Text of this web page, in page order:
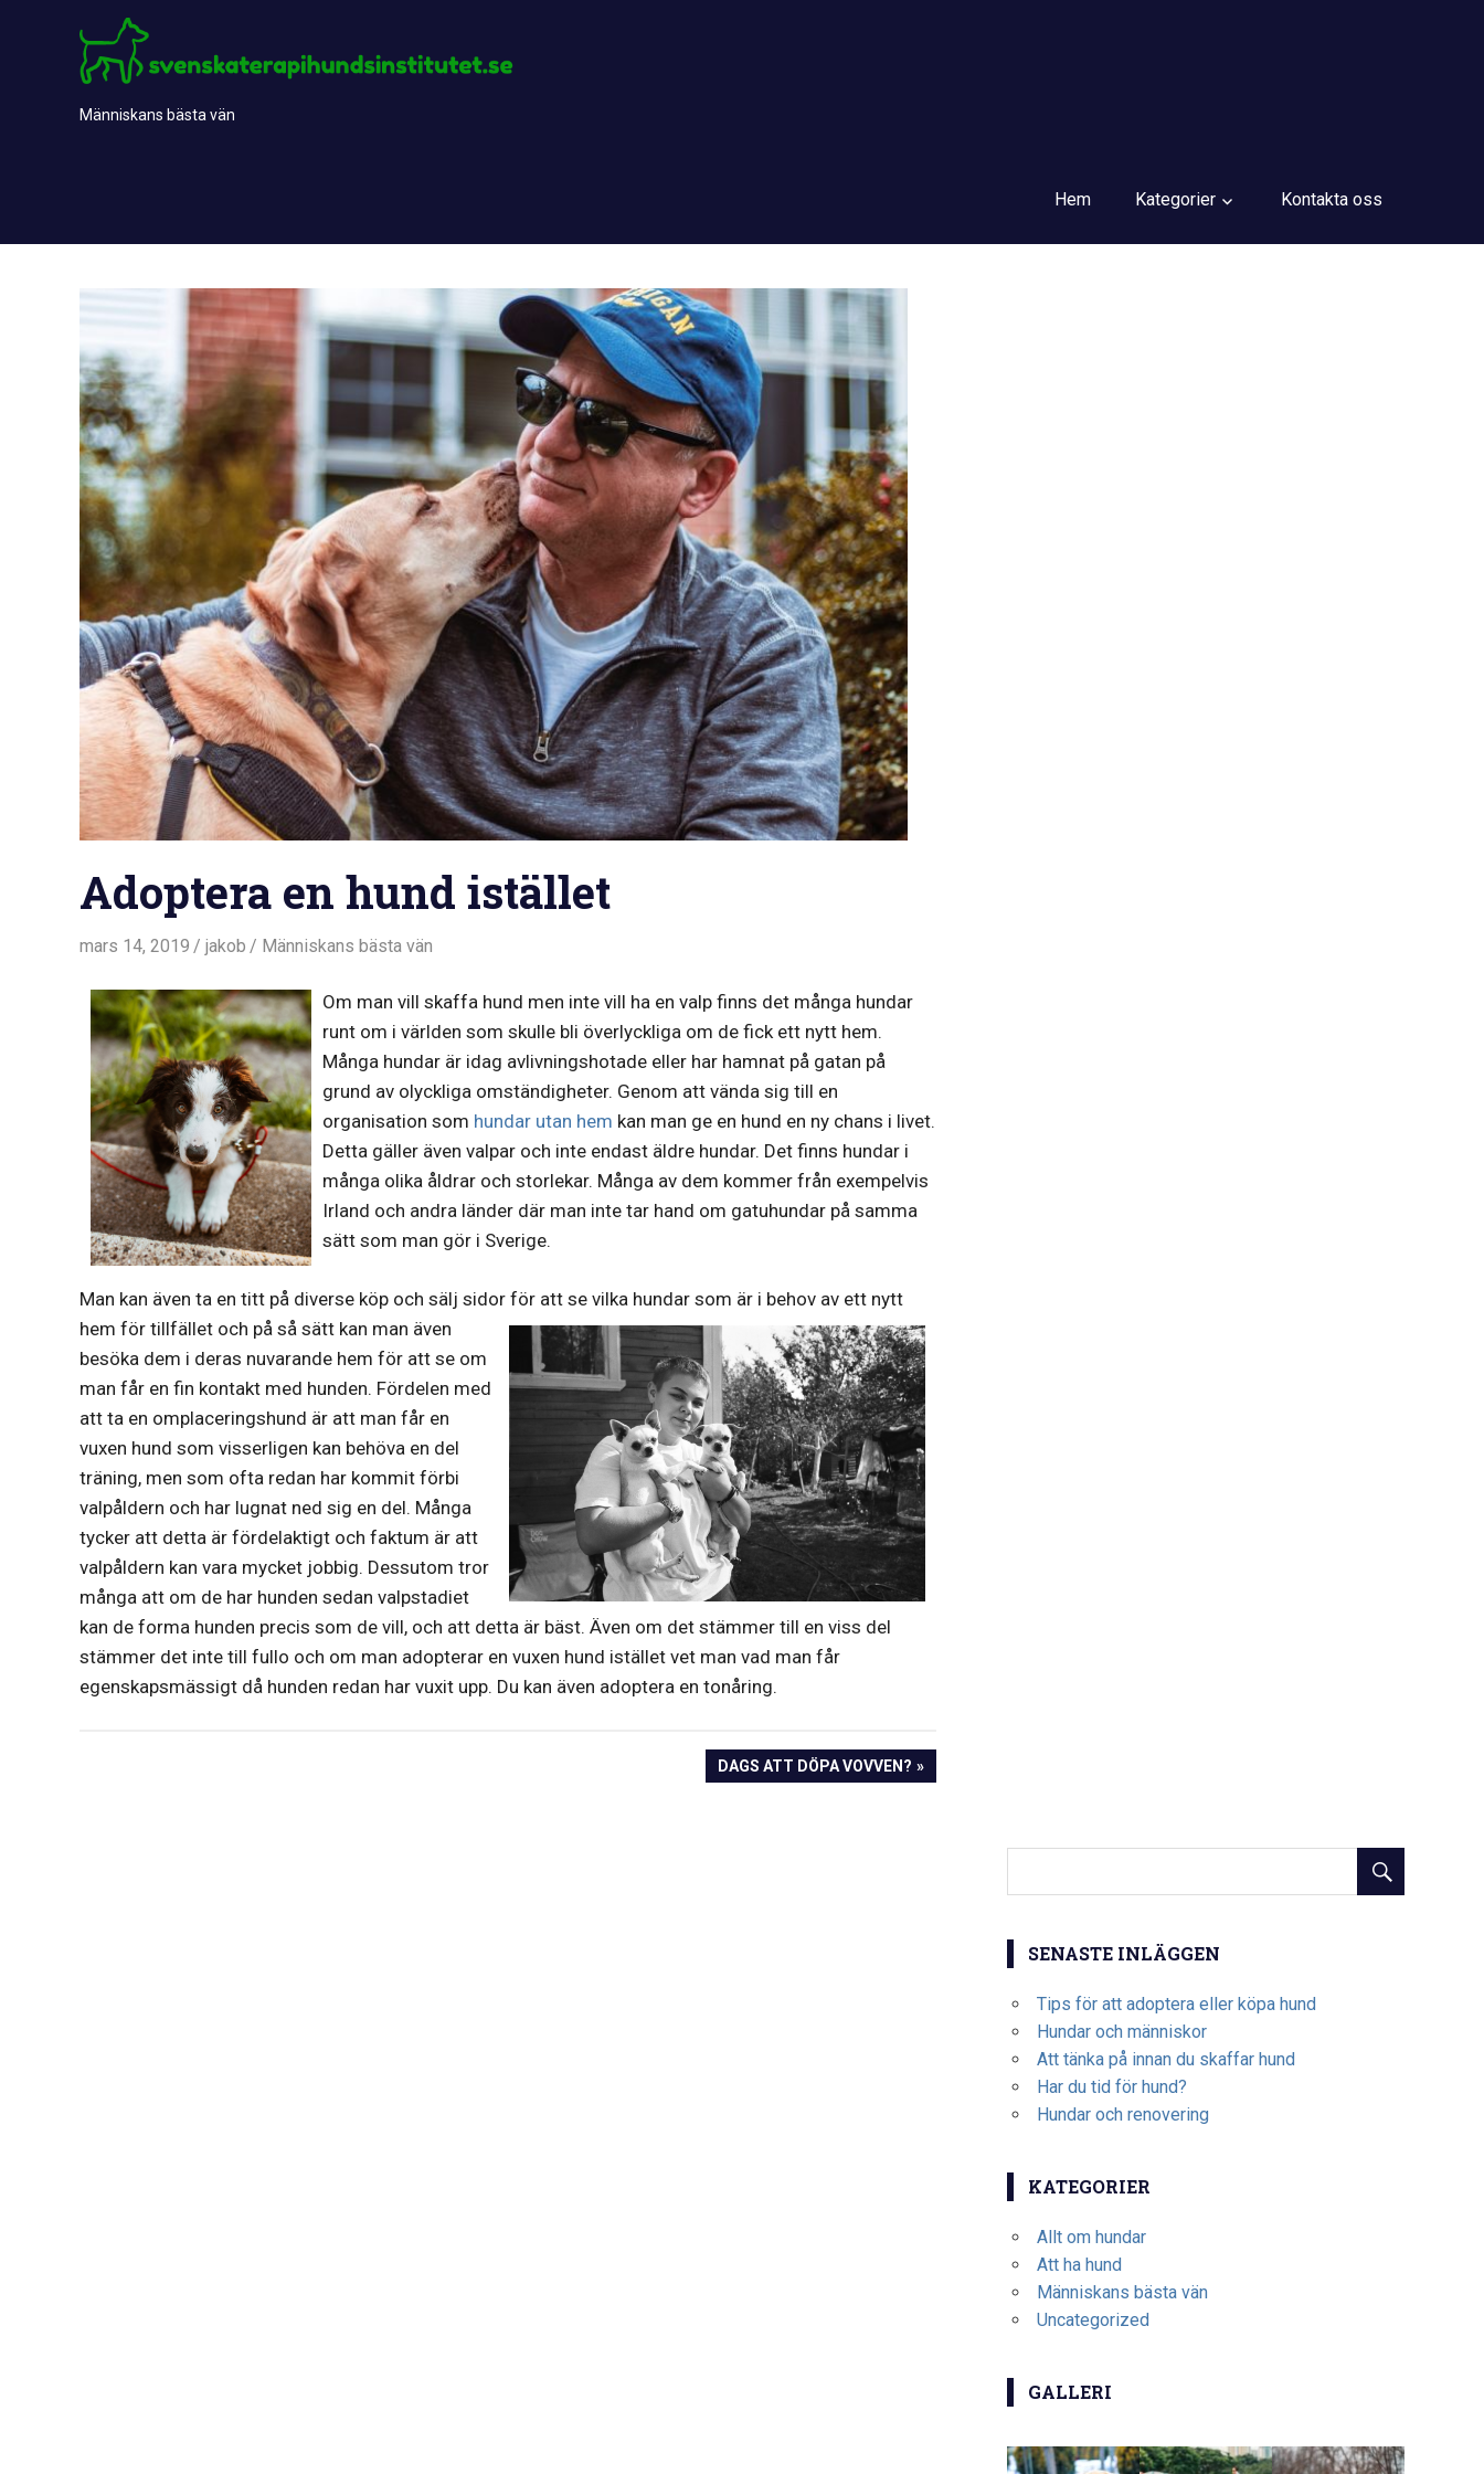
Människans bästa vän
Hem Kategorier Kontakta oss
Adoptera en hund istället
mars 14, 2019 jakob Människans bästa vän
Om man vill skaffa hund men inte vill ha en valp finns det många hundar
runt om i världen som skulle bli överlyckliga om de fick ett nytt hem.
Många hundar är idag avlivningshotade eller har hamnat på gatan på
grund av olyckliga omständigheter. Genom att vända sig till en
organisation som hundar utan hem kan man ge en hund en ny chans i livet.
Detta gäller även valpar och inte endast äldre hundar. Det finns hundar i
många olika åldrar och storlekar. Många av dem kommer från exempelvis
Irland och andra länder där man inte tar hand om gatuhundar på samma
sätt som man gör i Sverige.
Man kan även ta en titt på diverse köp och sälj sidor för att se vilka hundar som är i behov av ett nytt
hem för tillfället och på så sätt kan man även
besöka dem i deras nuvarande hem för att se om
man får en fin kontakt med hunden. Fördelen med
att ta en omplaceringshund är att man får en
vuxen hund som visserligen kan behöva en del
träning, men som ofta redan har kommit förbi
valpåldern och har lugnat ned sig en del. Många
tycker att detta är fördelaktigt och faktum är att
valpåldern kan vara mycket jobbig. Dessutom tror
många att om de har hunden sedan valpstadiet
kan de forma hunden precis som de vill, och att detta är bäst. Även om det stämmer till en viss del
stämmer det inte till fullo och om man adopterar en vuxen hund istället vet man vad man får
egenskapsmässigt då hunden redan har vuxit upp. Du kan även adoptera en tonåring.
NEXT
DAGS ATT DÖPA VOVVEN?
SENASTE INLÄGGEN
Tips för att adoptera eller köpa hund
Hundar och människor
Att tänka på innan du skaffar hund
Har du tid för hund?
Hundar och renovering
KATEGORIER
Allt om hundar
Att ha hund
Människans bästa vän
Uncategorized
GALLERI